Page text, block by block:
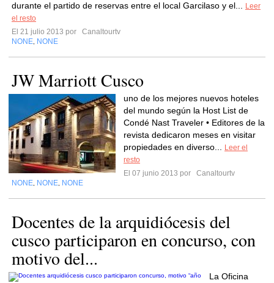
durante el partido de reservas entre el local Garcilaso y el...
Leer
el resto
El 21 julio 2013 por
Canaltourtv
NONE NONE
JW Marriott Cusco
uno de los mejores nuevos hoteles
del mundo según la Host List de
Condé Nast Traveler • Editores de la
revista dedicaron meses en visitar
propiedades en diverso...
Leer el
resto
El 07 junio 2013 por
Canaltourtv
NONE NONE NONE
Docentes de la arquidiócesis del
cusco participaron en concurso, con
motivo del...
La Oficina